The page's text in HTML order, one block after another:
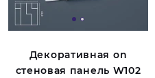
Декоративная on
стеновая панель W102